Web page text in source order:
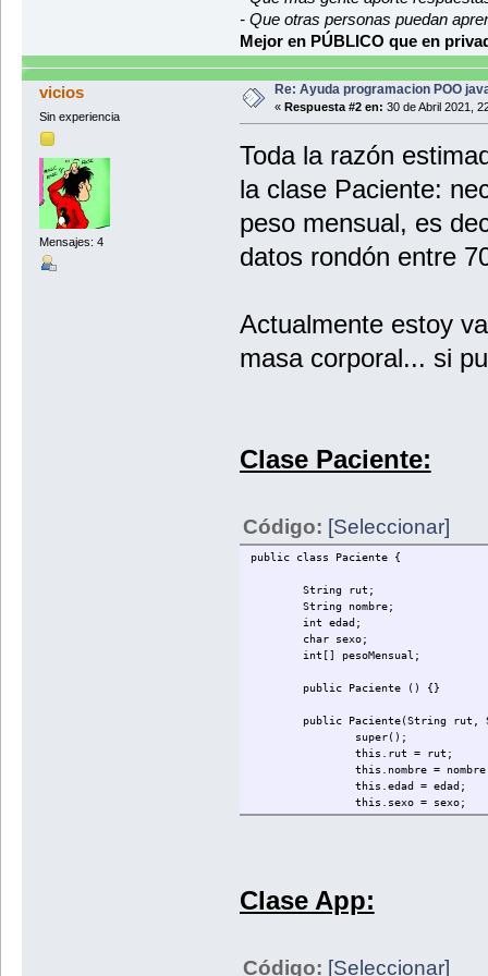
- Que otras personas puedan
Mejor en PÚBLICO que en
vicios
Sin experiencia
Mensajes: 4
Re: Ayuda programacion POO
« Respuesta #2 en: 30 de Abril 2021,
Toda la razón
la clase Paciente:
peso mensual, es
datos rondón entre
Actualmente estoy
masa corporal... si
Clase Paciente:
Código: [Seleccionar]
public class Paciente {
String rut;
String nombre;
int edad;
char sexo;
int[] pesoMensual;
public Paciente () {}
public Paciente(String rut,
super();
this.rut = rut;
this.nombre =
this.edad = edad;
this.sexo = sexo;
this.pesoMensual =
}
int menor;
Clase App:
Código: [Seleccionar]